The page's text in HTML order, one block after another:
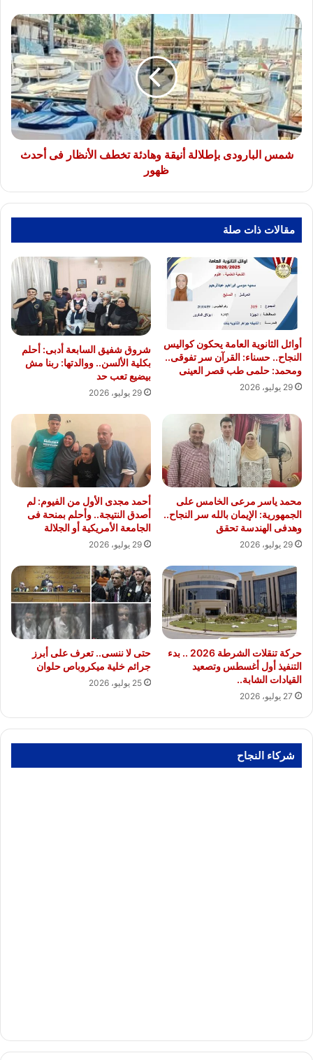
شمس
البارودى
بإطلالة
أنيقة
وهادئة
تخطف
الأنظار
فى
أحدث
ظهور
شمس البارودى بإطلالة أنيقة وهادئة تخطف الأنظار فى أحدث
ظهور
مقالات ذات صلة
أوائل الثانوية العامة يحكون كواليس
النجاح.. حسناء: القرآن سر تفوقى..
ومحمد: حلمى طب قصر العينى
29 يوليو، 2026
شروق شفيق السابعة أدبى: أحلم
بكلية الألسن.. ووالدتها: ربنا مش
بيضيع تعب حد
29 يوليو، 2026
محمد ياسر مرعى الخامس على
الجمهورية: الإيمان بالله سر النجاح..
وهدفى الهندسة تحقق
29 يوليو، 2026
أحمد مجدى الأول من الفيوم: لم
أصدق النتيجة.. وأحلم بمنحة فى
الجامعة الأمريكية أو الجلالة
29 يوليو، 2026
حركة تنقلات الشرطة 2026 .. بدء
التنفيذ أول أغسطس وتصعيد
القيادات الشابة..
27 يوليو، 2026
حتى لا ننسى.. تعرف على أبرز
جرائم خلية ميكروباص حلوان
25 يوليو، 2026
شركاء النجاح